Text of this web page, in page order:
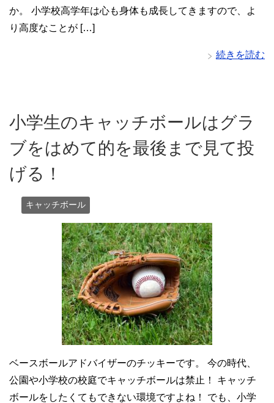
か。 小学校高学年は心も身体も成長してきますので、よ
り高度なことが […]
続きを読む
小学生のキャッチボールはグラ
ブをはめて的を最後まで見て投
げる！
キャッチボール
ベースボールアドバイザーのチッキーです。 今の時代、
公園や小学校の校庭でキャッチボールは禁止！ キャッチ
ボールをしたくてもできない環境ですよね！ でも、小学